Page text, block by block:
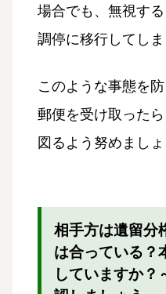
場合でも、無視す
調停に移行してし
このような事態を
郵便を受け取った
図るよう努めましょ
相手方は遺留分
は合っている？
していますか？